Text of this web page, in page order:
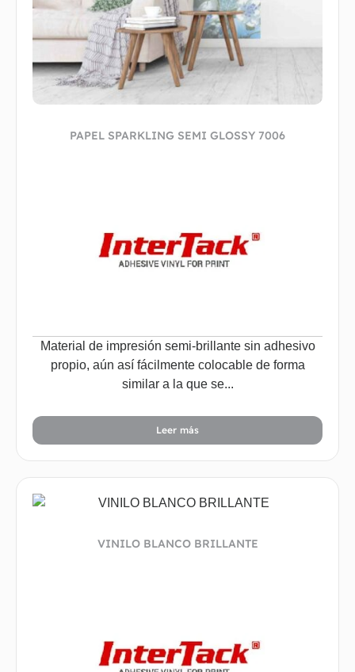
PAPEL SPARKLING SEMI GLOSSY 7006
Material de impresión semi-brillante sin adhesivo
propio, aún así fácilmente colocable de forma
similar a la que se...
Leer más
VINILO BLANCO BRILLANTE